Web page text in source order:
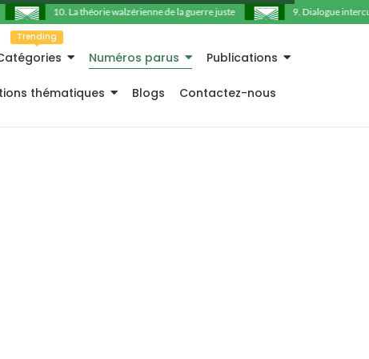
10. La théorie walzérienne de la guerre juste 9. Dialogue
Trending
Numéros parus Publications
thématiques Blogs Contactez-nous